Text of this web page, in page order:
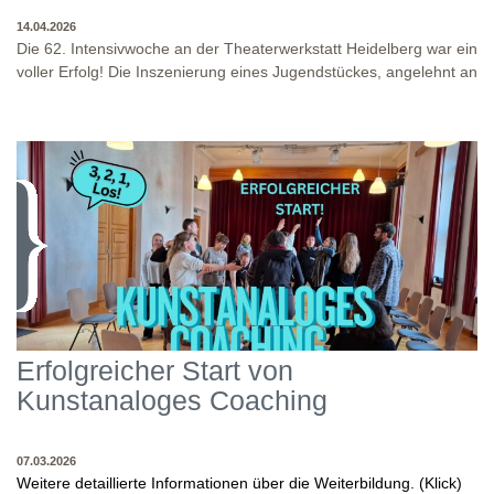
14.04.2026
Die 62. Intensivwoche an der Theaterwerkstatt Heidelberg war ein
voller Erfolg! Die Inszenierung eines Jugendstückes, angelehnt an
Auseinandersetzung mit den Inhalten und Themen dieser Stücke
statt, sowie eine enge Zusammenarbeit in den
Inszenierungsprozessen. Beide Inszenierungen wurden am Ende
auf unserer Bühne präsentiert! Wir danken allen Studierenden
und Dozenten für die gelungene Woche und für die tollen
Abschlusspräsentationen!
WO?
THEATERWERKSTATT HEIDELBERG: KLINGENTEICHSTR. 8, NÄHE
BUSHALTESTELLE PETERSKIRCHE (ALTSTADT)
WANN?
14.04.2026
Erfolgreicher Start von
Kunstanaloges Coaching
07.03.2026
Weitere detaillierte Informationen über die Weiterbildung. (Klick)